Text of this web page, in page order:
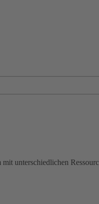
unterschiedlichen